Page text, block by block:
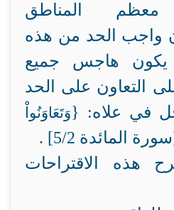
المناطق
واجب الحد من هذه
يكون هاجس جميع
التعاون على الحد
في علاه: {وَتَعَاوَنُواْ
المائدة 5/2] .
هذه الاقتراحات